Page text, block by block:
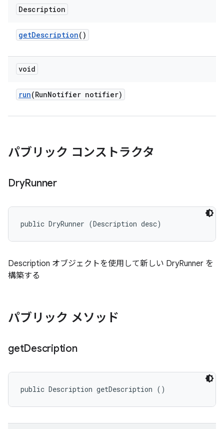
Description
getDescription()
void
run(RunNotifier notifier)
パブリック コンストラクタ
DryRunner
public DryRunner (Description desc)
Description オブジェクトを使用して新しい DryRunner を
構築する
パブリック メソッド
getDescription
public Description getDescription ()